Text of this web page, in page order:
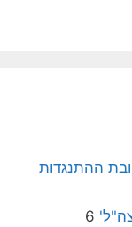
ההתנגדות
6